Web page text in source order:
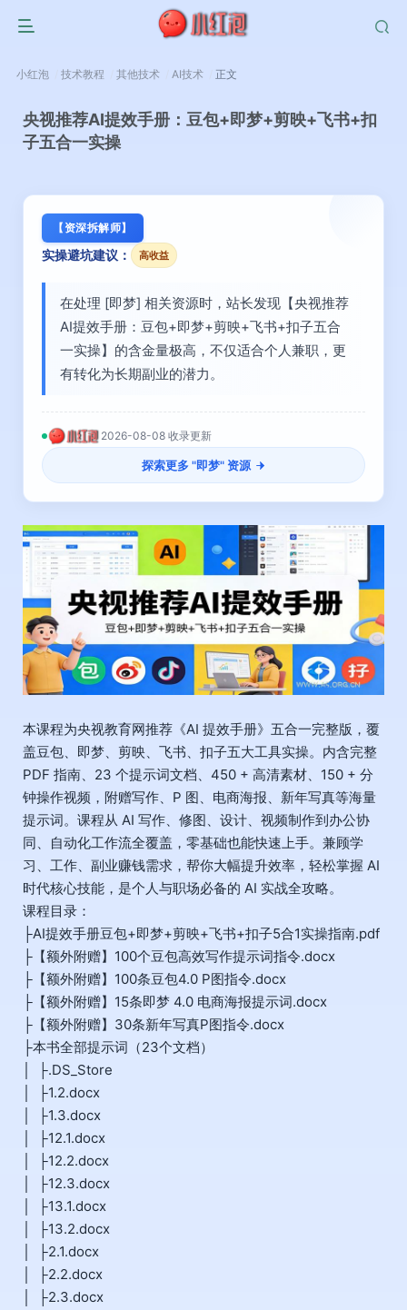
小红泡 技术教程 其他技术 AI技术 正文
央视推荐AI提效手册：豆包+即梦+剪映+飞书+扣
子五合一实操
【资深拆解师】
实操避坑建议： 高收益
在处理 [即梦] 相关资源时，站长发现【央视推荐
AI提效手册：豆包+即梦+剪映+飞书+扣子五合
一实操】的含金量极高，不仅适合个人兼职，更
有转化为长期副业的潜力。
2026-08-08 收录更新
探索更多 "即梦" 资源
本课程为央视教育网推荐《AI 提效手册》五合一完整版，覆
盖豆包、即梦、剪映、飞书、扣子五大工具实操。内含完整
PDF 指南、23 个提示词文档、450 + 高清素材、150 + 分
钟操作视频，附赠写作、P 图、电商海报、新年写真等海量
提示词。课程从 AI 写作、修图、设计、视频制作到办公协
同、自动化工作流全覆盖，零基础也能快速上手。兼顾学
习、工作、副业赚钱需求，帮你大幅提升效率，轻松掌握 AI
时代核心技能，是个人与职场必备的 AI 实战全攻略。
课程目录：
├AI提效手册豆包+即梦+剪映+飞书+扣子5合1实操指南.pdf
├【额外附赠】100个豆包高效写作提示词指令.docx
├【额外附赠】100条豆包4.0 P图指令.docx
├【额外附赠】15条即梦 4.0 电商海报提示词.docx
├【额外附赠】30条新年写真P图指令.docx
├本书全部提示词（23个文档）
│ ├.DS_Store
│ ├1.2.docx
│ ├1.3.docx
│ ├12.1.docx
│ ├12.2.docx
│ ├12.3.docx
│ ├13.1.docx
│ ├13.2.docx
│ ├2.1.docx
│ ├2.2.docx
│ ├2.3.docx